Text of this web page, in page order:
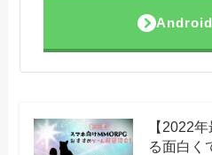
【2022
る面白く